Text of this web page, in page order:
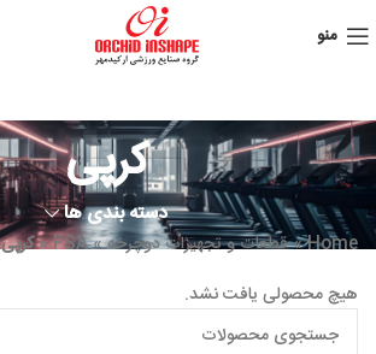
منو
کرپی
دسته بندی ها
Home
»قطعات و تجهیزات دوچرخه»
FSA
»کرپی
هیچ محصولی یافت نشد.